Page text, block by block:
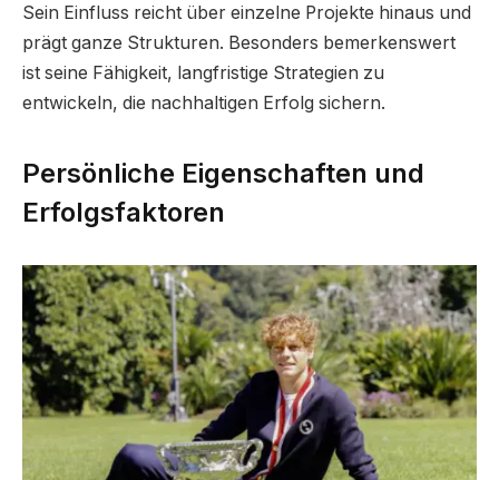
Sein Einfluss reicht über einzelne Projekte hinaus und
prägt ganze Strukturen. Besonders bemerkenswert
ist seine Fähigkeit, langfristige Strategien zu
entwickeln, die nachhaltigen Erfolg sichern.
Persönliche Eigenschaften und
Erfolgsfaktoren